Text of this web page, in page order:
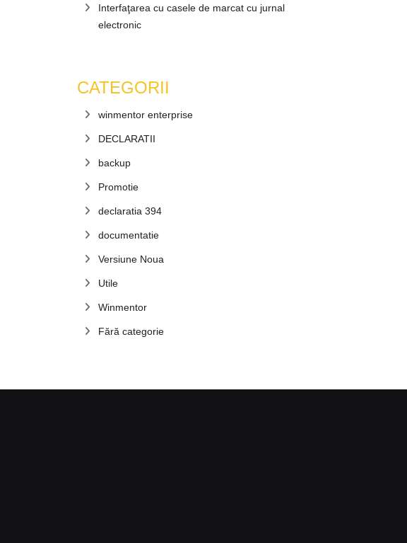
Interfaţarea cu casele de marcat cu jurnal
electronic
CATEGORII
winmentor enterprise
DECLARATII
backup
Promotie
declaratia 394
documentatie
Versiune Noua
Utile
Winmentor
Fără categorie